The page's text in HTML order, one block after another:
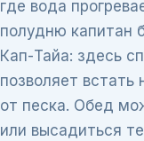
где вода
полудню капитан
Кап-Тайа: здесь
позволяет встать
от песка. Обед
или высадиться